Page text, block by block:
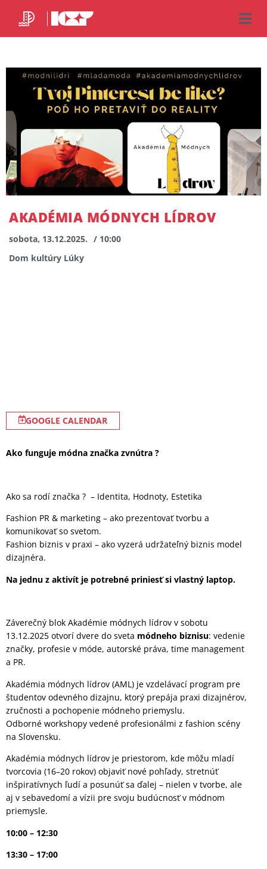
AKADÉMIA MÓDNYCH LÍDROV
sobota, 13.12.2025. / 10:00
Dom kultúry Lúky
GOOGLE CALENDAR
Ako funguje módna značka zvnútra ?
Ako sa rodí značka ? – Identita, Hodnoty, Estetika
Fashion PR & marketing – ako prezentovať tvorbu a
komunikovať so svetom.
Fashion biznis v praxi – ako vyzerá udržateľný biznis model
dizajnéra.
Na jednu z aktivít je potrebné priniesť si vlastný laptop.
Záverečný blok Akadémie módnych lídrov v sobotu
13.12.2025 otvorí dvere do sveta módneho biznisu: vedenie
značky, profesie v móde, autorské práva, time management
a PR.
Akadémia módnych lídrov (AML) je vzdelávací program pre
študentov odevného dizajnu, ktorý prepája praxi dizajnérov,
zručnosti a pochopenie módneho priemyslu.
Odborné workshopy vedené profesionálmi z fashion scény
na Slovensku.
Akadémia módnych lídrov je priestorom, kde môžu mladí
tvorcovia (16–20 rokov) objaviť nové pohľady, stretnúť
inšpiratívnych ľudí a posunúť sa ďalej – nielen v tvorbe, ale
aj v sebavedomí a vízii pre svoju budúcnosť v módnom
priemysle.
10:00 – 12:30
13:30 – 17:00